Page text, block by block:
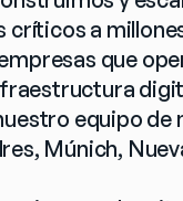
críticos a
que
equipo
Múnich,